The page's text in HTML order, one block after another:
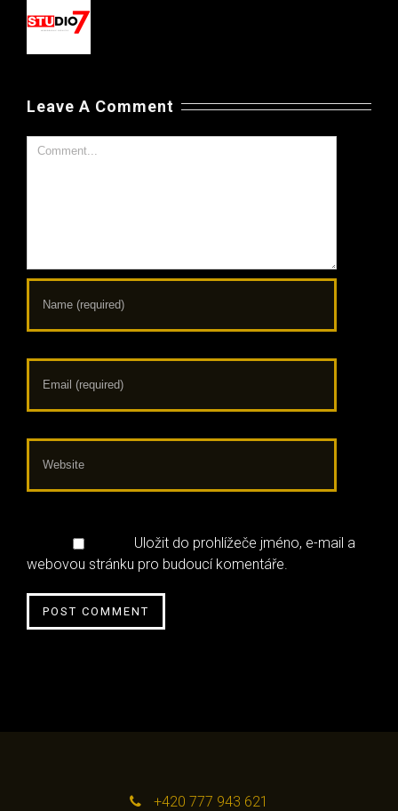
Leave A Comment
Comment
Uložit do prohlížeče jméno, e-mail a
webovou stránku pro budoucí komentáře.
+420 777 943 621